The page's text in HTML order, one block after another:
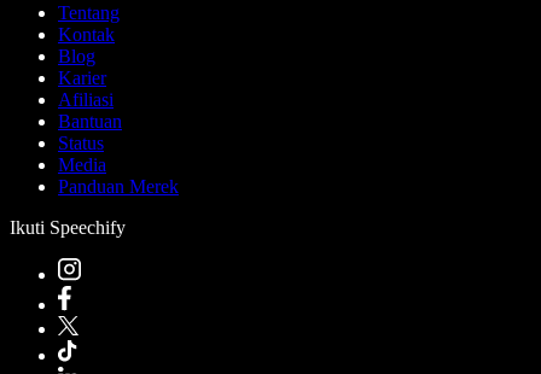
Tentang
Kontak
Blog
Karier
Afiliasi
Bantuan
Status
Media
Panduan Merek
Ikuti Speechify